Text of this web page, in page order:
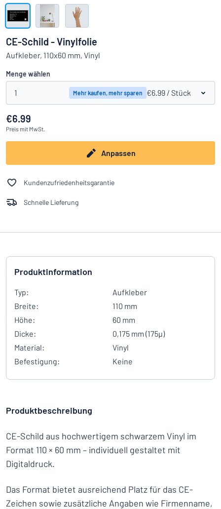
Das Gesuchte nicht gefunden?
Alle Kategorien anzeigen
Einloggen
Kundenservice
Privat
CE-Schild - Vinylfolie
Aufkleber, 110x60 mm, Vinyl
Menge wählen
1 Mehr kaufen, mehr sparen €6.99 / Stück
€6.99
Preis mit MwSt.
Anpassen
Kundenzufriedenheitsgarantie
Schnelle Lieferung
Produktinformation
Typ:
Aufkleber
Breite:
110 mm
Höhe:
60 mm
Dicke:
0,175 mm (175µ)
Material:
Vinyl
Befestigung:
Keine
Produktbeschreibung
CE-Schild aus hochwertigem schwarzem Vinyl im
Format 110 × 60 mm – individuell gestaltet mit
Digitaldruck.
Das Format bietet ausreichend Platz für das CE-
Zeichen sowie zusätzliche Angaben wie Firmenname,